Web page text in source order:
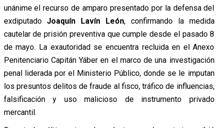
unánime el recurso de amparo presentado por la defensa del
exdiputado Joaquín Lavín León, confirmando la medida
cautelar de prisión preventiva que cumple desde el pasado 8
de mayo. La exautoridad se encuentra recluida en el Anexo
Penitenciario Capitán Yáber en el marco de una investigación
penal liderada por el Ministerio Público, donde se le imputan
los presuntos delitos de fraude al fisco, tráfico de influencias,
falsificación y uso malicioso de instrumento privado
mercantil.